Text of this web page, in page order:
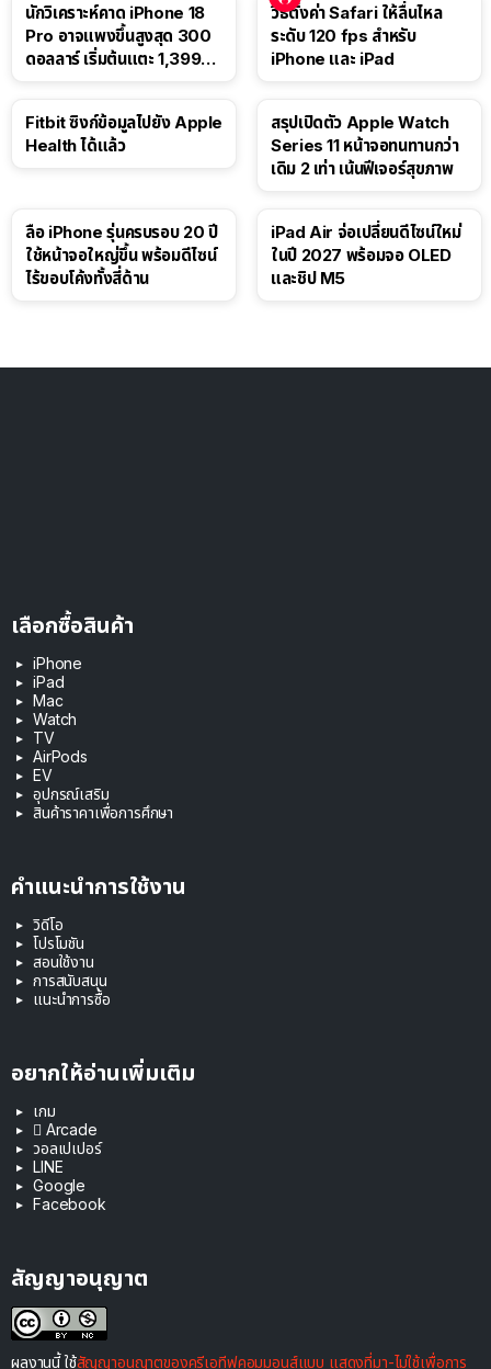
นักวิเคราะห์คาด iPhone 18
Pro อาจแพงขึ้นสูงสุด 300
ดอลลาร์ เริ่มต้นแตะ 1,399
วิธีตั้งค่า Safari ให้ลื่นไหล
ระดับ 120 fps สำหรับ
iPhone และ iPad
Fitbit ซิงก์ข้อมูลไปยัง Apple
Health ได้แล้ว
สรุปเปิดตัว Apple Watch
Series 11 หน้าจอทนทานกว่า
เดิม 2 เท่า เน้นฟีเจอร์สุขภาพ
ลือ iPhone รุ่นครบรอบ 20 ปี
ใช้หน้าจอใหญ่ขึ้น พร้อมดีไซน์
ไร้ขอบโค้งทั้งสี่ด้าน
iPad Air จ่อเปลี่ยนดีไซน์ใหม่
ในปี 2027 พร้อมจอ OLED
และชิป M5
เลือกซื้อสินค้า
iPhone
iPad
Mac
Watch
TV
AirPods
EV
อุปกรณ์เสริม
สินค้าราคาเพื่อการศึกษา
คำแนะนำการใช้งาน
วิดีโอ
โปรโมชัน
สอนใช้งาน
การสนับสนุน
แนะนำการซื้อ
อยากให้อ่านเพิ่มเติม
เกม
 Arcade
วอลเปเปอร์
LINE
Google
Facebook
สัญญาอนุญาต
ผลงานนี้ ใช้สัญญาอนุญาตของครีเอทีฟคอมมอนส์แบบ แสดงที่มา-ไม่ใช้เพื่อการ